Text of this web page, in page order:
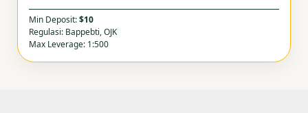
Min Deposit:$10
Regulasi: Bappebti, OJK
Max Leverage: 1:500